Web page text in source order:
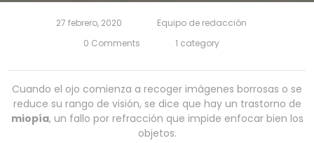
27 febrero, 2020
Equipo de redacción
0 Comments
1 category
Cuando el ojo comienza a recoger imágenes borrosas o se
reduce su rango de visión, se dice que hay un trastorno de
miopía, un fallo por refracción que impide enfocar bien los
objetos.